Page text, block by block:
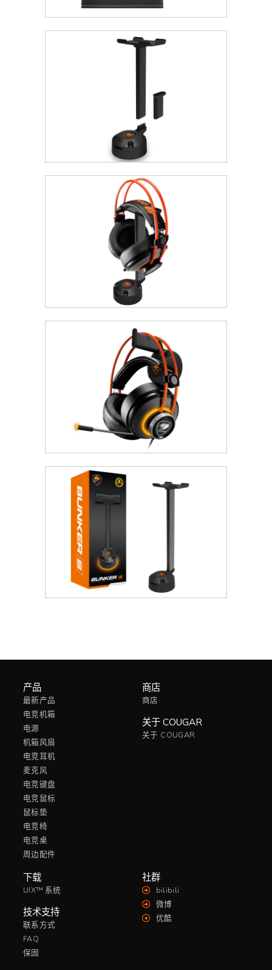
产品
最新产品
电竞机箱
电源
机箱风扇
电竞耳机
麦克风
电竞键盘
电竞鼠标
鼠标垫
电竞椅
电竞桌
周边配件
商店
商店
关于 COUGAR
关于 COUGAR
下载
UIX™ 系统
技术支持
联系方式
FAQ
保固
社群
bilibili
微博
优酷